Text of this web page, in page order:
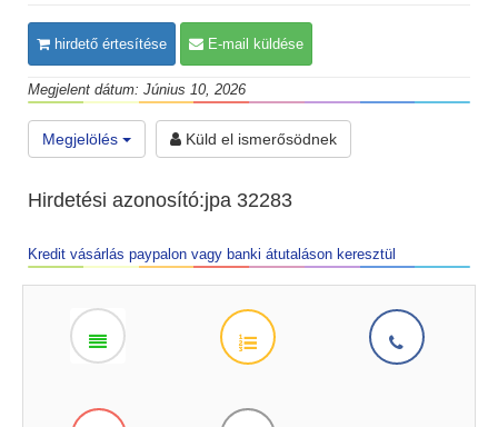
hirdető értesítése E-mail küldése
Megjelent dátum: Június 10, 2026
Megjelölés Küld el ismerősödnek
Hirdetési azonosító:jpa 32283
Kredit vásárlás paypalon vagy banki átutaláson keresztül